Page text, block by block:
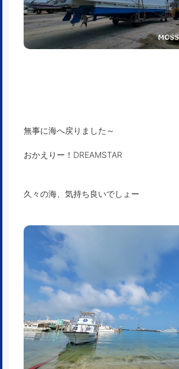
無事に海へ戻りました～
おかえりー！DREAMSTAR
久々の海、気持ち良いでしょー